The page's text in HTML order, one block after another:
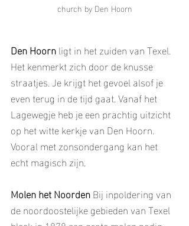
church by Den Hoorn
Den Hoorn ligt in het zuiden van Texel.
Het kenmerkt zich door de knusse
straatjes. Je krijgt het gevoel alsof je
even terug in de tijd gaat. Vanaf het
Lagewegje heb je een prachtig uitzicht
op het witte kerkje van Den Hoorn.
Vooral met zonsondergang kan het
echt magisch zijn.
Molen het Noorden Bij inpoldering van
de noordoostelijke gebieden van Texel